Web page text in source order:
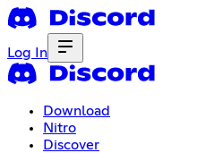
Log In
Download
Nitro
Discover